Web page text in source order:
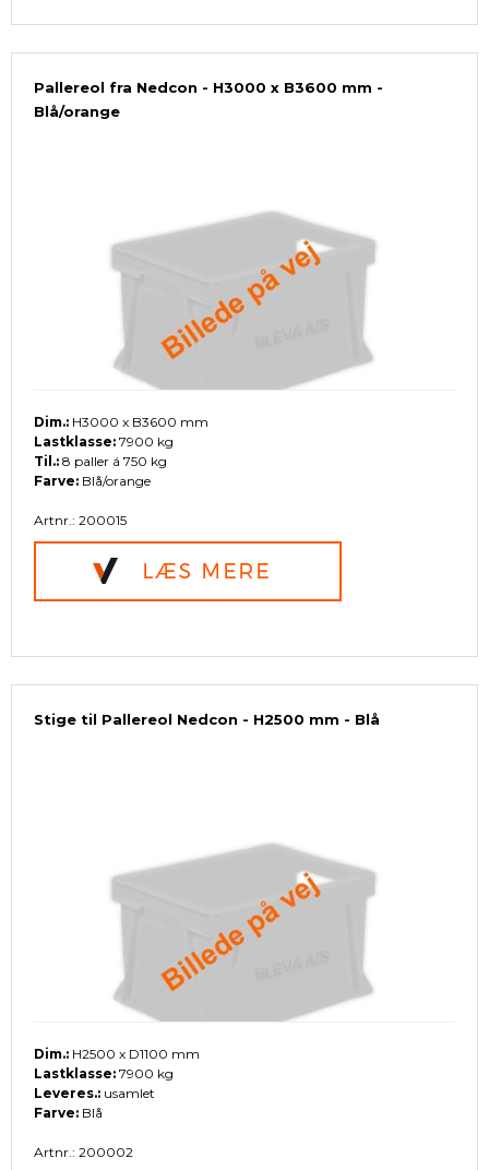
Pallereol fra Nedcon - H3000 x B3600 mm -
Blå/orange
Dim.: H3000 x B3600 mm
Lastklasse: 7900 kg
Til.: 8 paller á 750 kg
Farve: Blå/orange
Artnr.: 200015
Stige til Pallereol Nedcon - H2500 mm - Blå
Dim.: H2500 x D1100 mm
Lastklasse: 7900 kg
Leveres.: usamlet
Farve: Blå
Artnr.: 200002